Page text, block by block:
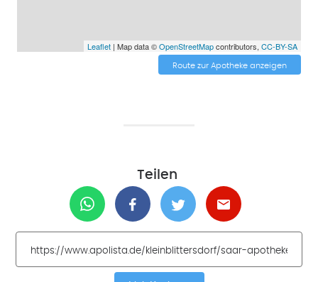
Leaflet| Map data ©OpenStreetMapcontributors, CC-BY-SA
Route zur Apotheke anzeigen
Teilen